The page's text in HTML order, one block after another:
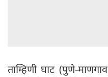
ताम्हिणी घाट (पुणे-